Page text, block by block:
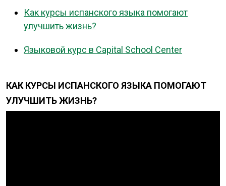
Как курсы испанского языка помогают
улучшить жизнь?
Языковой курс в Capital School Center
КАК КУРСЫ ИСПАНСКОГО ЯЗЫКА ПОМОГАЮТ
УЛУЧШИТЬ ЖИЗНЬ?